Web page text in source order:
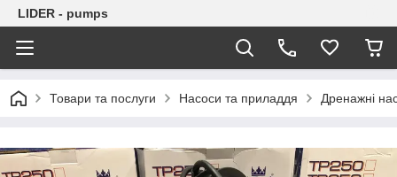
LIDER - pumps
Товари та послуги Насоси та приладдя Дренажні